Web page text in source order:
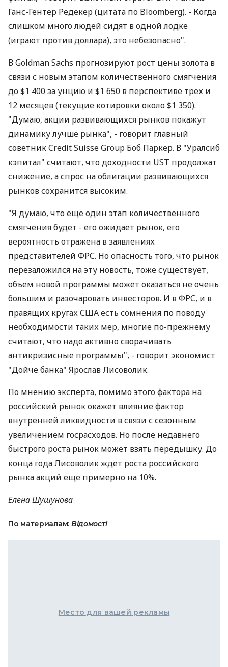
Ганс-Гентер Редекер (цитата по Bloomberg). - Когда
слишком много людей сидят в одной лодке
(играют против доллара), это небезопасно".
В Goldman Sachs прогнозируют рост цены золота в
связи с новым этапом количественного смягчения
до $1 400 за унцию и $1 650 в перспективе трех и
12 месяцев (текущие котировки около $1 350).
"Думаю, акции развивающихся рынков покажут
динамику лучше рынка", - говорит главный
советник Credit Suisse Group Боб Паркер. В "Уралсиб
кэпитал" считают, что доходности UST продолжат
снижение, а спрос на облигации развивающихся
рынков сохранится высоким.
"Я думаю, что еще один этап количественного
смягчения будет - его ожидает рынок, его
вероятность отражена в заявлениях
представителей ФРС. Но опасность того, что рынок
перезаложился на эту новость, тоже существует,
объем новой программы может оказаться не очень
большим и разочаровать инвесторов. И в ФРС, и в
правящих кругах США есть сомнения по поводу
необходимости таких мер, многие по-прежнему
считают, что надо активно сворачивать
антикризисные программы", - говорит экономист
"Дойче банка" Ярослав Лисоволик.
По мнению эксперта, помимо этого фактора на
российский рынок окажет влияние фактор
внутренней ликвидности в связи с сезонным
увеличением госрасходов. Но после недавнего
быстрого роста рынок может взять передышку. До
конца года Лисоволик ждет роста российского
рынка акций еще примерно на 10%.
Елена Шушунова
По материалам: Відомості
Место для вашей рекламы